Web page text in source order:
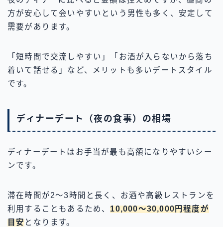
方が安心して会いやすいという男性も多く、安定して
需要があります。
「短時間で交流しやすい」「お酒が入らないから落ち
着いて話せる」など、メリットも多いデートスタイル
です。
ディナーデート（夜の食事）の相場
ディナーデートはお手当が最も高額になりやすいシー
ンです。
滞在時間が2〜3時間と長く、お酒や高級レストランを
利用することもあるため、 10,000〜30,000円程度が
目安 となります。